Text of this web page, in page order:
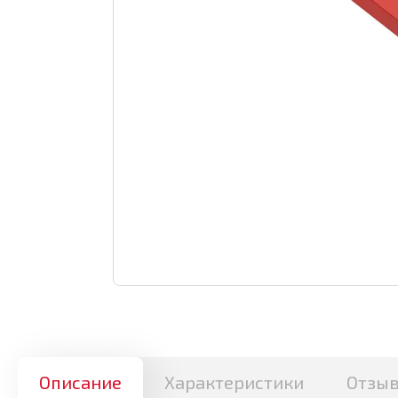
Описание Характеристики